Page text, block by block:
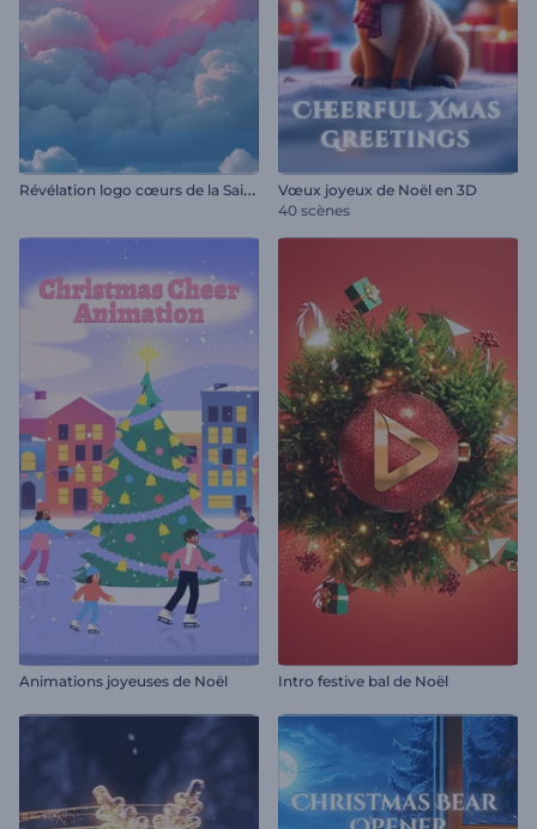
R
évélation logo cœurs de la Saint-Valentin
Vœux joyeux de Noël en 3D
40 scènes
Animations joyeuses de Noël Intro festive bal de Noël